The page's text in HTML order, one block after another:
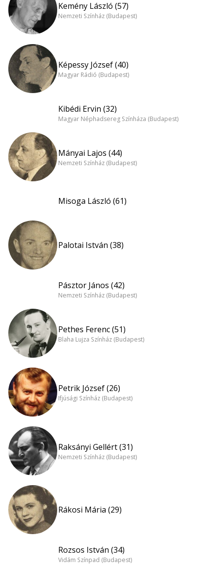
Kemény László (57)
Nemzeti Színház (Budapest)
Képessy József (40)
Magyar Rádió (Budapest)
Kibédi Ervin (32)
Magyar Néphadsereg Színháza (Budapest)
Mányai Lajos (44)
Nemzeti Színház (Budapest)
Misoga László (61)
Palotai István (38)
Pásztor János (42)
Nemzeti Színház (Budapest)
Pethes Ferenc (51)
Blaha Lujza Színház (Budapest)
Petrik József (26)
Ifjúsági Színház (Budapest)
Raksányi Gellért (31)
Nemzeti Színház (Budapest)
Rákosi Mária (29)
Rozsos István (34)
Vidám Színpad (Budapest)